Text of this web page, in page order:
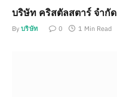
บริษัท คริสตัลสตาร์ จำกัด
By บริษัท 0 1 Min Read